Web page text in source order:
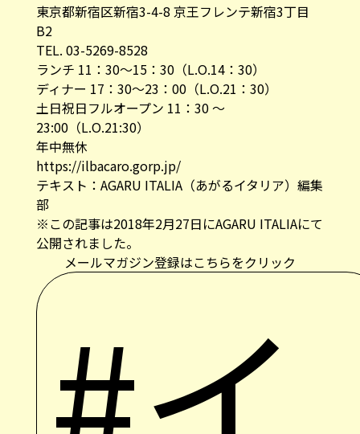
東京都新宿区新宿3-4-8 京王フレンテ新宿3丁目
B2
TEL. 03-5269-8528
ランチ 11：30～15：30（L.O.14：30）
ディナー 17：30～23：00（L.O.21：30）
土日祝日フルオープン 11：30 〜
23:00（L.O.21:30）
年中無休
https://ilbacaro.gorp.jp/
テキスト：AGARU ITALIA（あがるイタリア）編集
部
※この記事は2018年2月27日にAGARU ITALIAにて
公開されました。
メールマガジン登録はこちらをクリック